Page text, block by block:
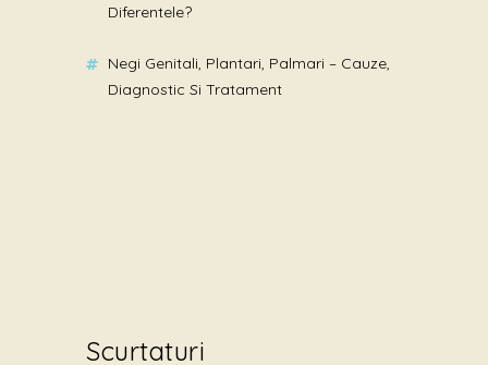
Diferentele?
Negi Genitali, Plantari, Palmari – Cauze,
Diagnostic Si Tratament
Scurtaturi